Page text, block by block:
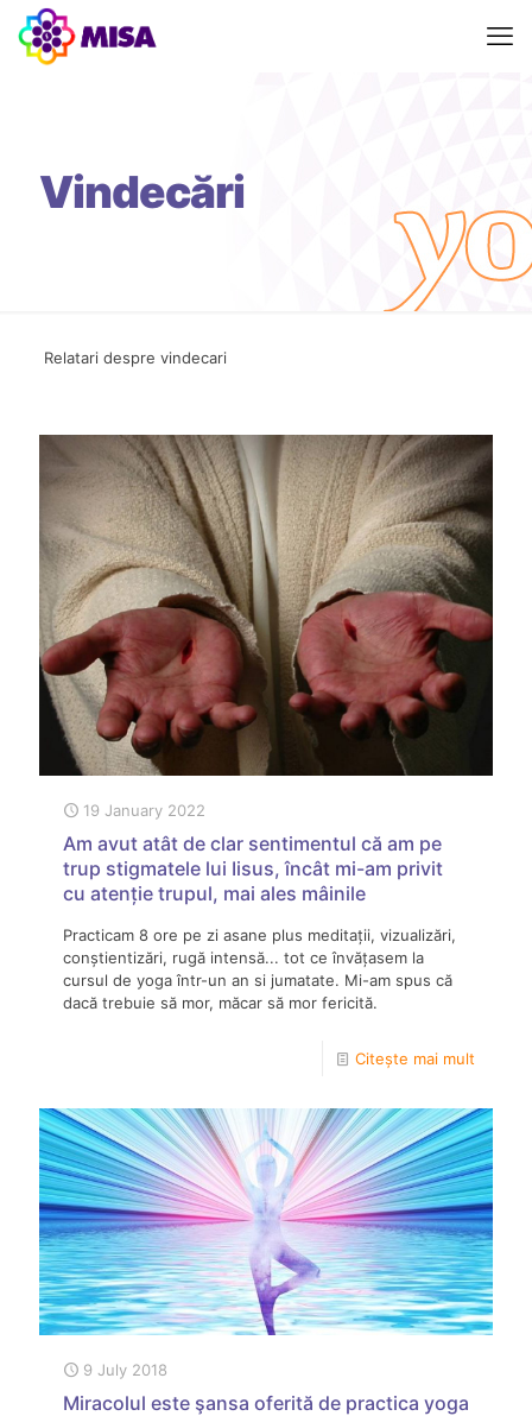
Vindecări
Relatari despre vindecari
19 January 2022
Am avut atât de clar sentimentul că am pe
trup stigmatele lui Iisus, încât mi-am privit
cu atenție trupul, mai ales mâinile
Practicam 8 ore pe zi asane plus meditații, vizualizări,
conștientizări, rugă intensă... tot ce învățasem la
cursul de yoga într-un an si jumatate. Mi-am spus că
dacă trebuie să mor, măcar să mor fericită.
Citește mai mult
9 July 2018
Miracolul este şansa oferită de practica yoga